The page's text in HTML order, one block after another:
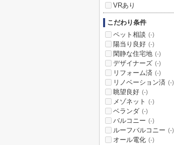
VRあり
こだわり条件
ペット相談 (-)
陽当り良好 (-)
閑静な住宅地 (-)
デザイナーズ (-)
リフォーム済 (-)
リノベーション済 (-)
眺望良好 (-)
メゾネット (-)
ベランダ (-)
バルコニー (-)
ルーフバルコニー (-)
オール電化 (-)